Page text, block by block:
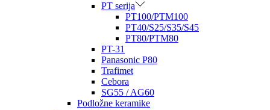
PT serija
PT100/PTM100
PT40/S25/S35/S45
PT80/PTM80
PT-31
Panasonic P80
Trafimet
Cebora
SG55 / AG60
Podložne keramike